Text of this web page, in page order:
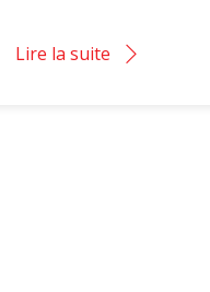
Lire la suite